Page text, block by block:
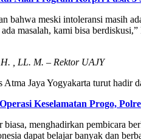
bahwa meski intoleransi masih
masalah, kami bisa berdiskusi,”
, LL. M. – Rektor UAJY
Jaya Yogyakarta turut hadir
Keselamatan Progo,
biasa, menghadirkan pembicara
dapat belajar banyak dan